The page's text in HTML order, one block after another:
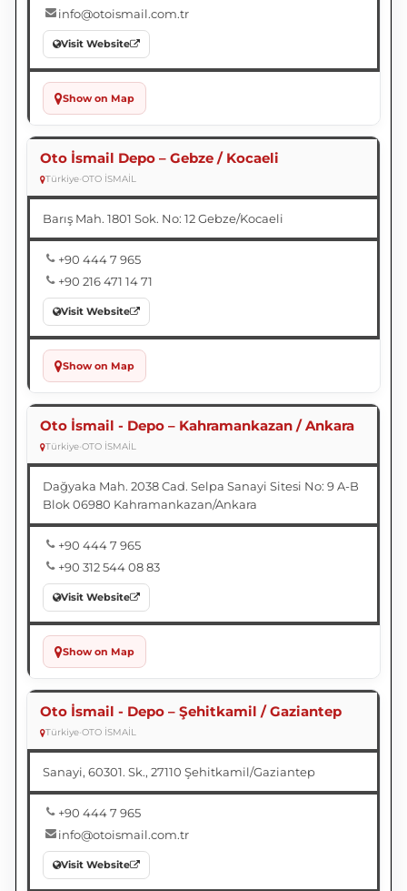
info@otoismail.com.tr
Visit Website
Show on Map
Oto İsmail Depo – Gebze / Kocaeli
Türkiye•OTO İSMAİL
Barış Mah. 1801 Sok. No: 12 Gebze/Kocaeli
+90 444 7 965
+90 216 471 14 71
Visit Website
Show on Map
Oto İsmail - Depo – Kahramankazan / Ankara
Türkiye•OTO İSMAİL
Dağyaka Mah. 2038 Cad. Selpa Sanayi Sitesi No: 9 A-B
Blok 06980 Kahramankazan/Ankara
+90 444 7 965
+90 312 544 08 83
Visit Website
Show on Map
Oto İsmail - Depo – Şehitkamil / Gaziantep
Türkiye•OTO İSMAİL
Sanayi, 60301. Sk., 27110 Şehitkamil/Gaziantep
+90 444 7 965
info@otoismail.com.tr
Visit Website